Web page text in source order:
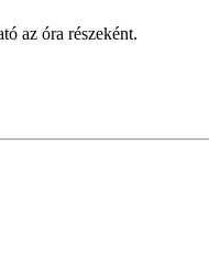
az óra részeként.